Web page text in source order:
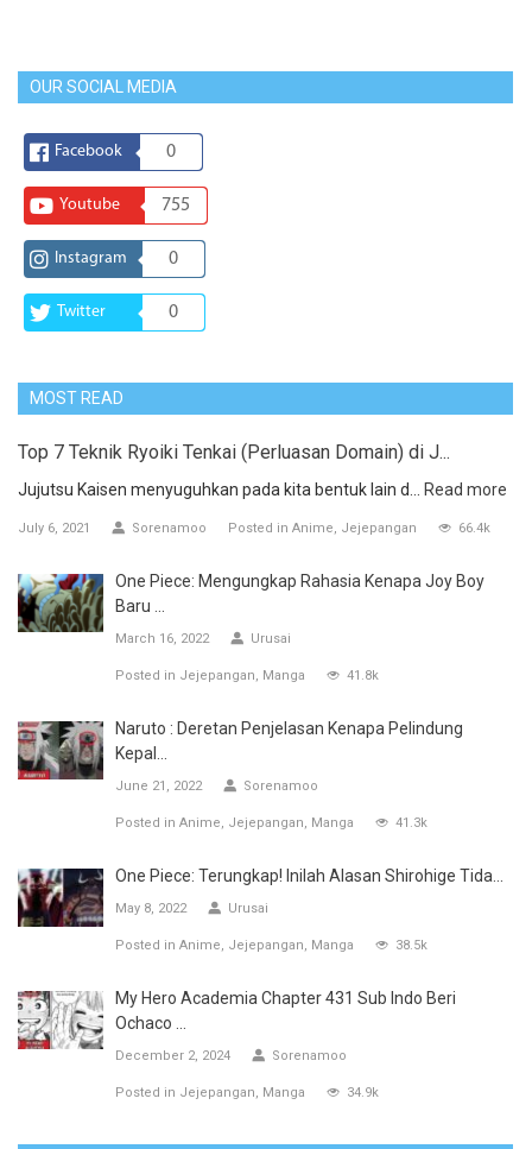
OUR SOCIAL MEDIA
Facebook 0
Youtube 755
Instagram 0
Twitter 0
MOST READ
Top 7 Teknik Ryoiki Tenkai (Perluasan Domain) di J...
Jujutsu Kaisen menyuguhkan pada kita bentuk lain d... Read more
July 6, 2021 Sorenamoo Posted in Anime Jejepangan 66.4k
One Piece: Mengungkap Rahasia Kenapa Joy Boy
Baru ...
March 16, 2022 Urusai
Posted in Jejepangan Manga 41.8k
Naruto : Deretan Penjelasan Kenapa Pelindung
Kepal...
June 21, 2022 Sorenamoo
Posted in Anime Jejepangan Manga 41.3k
One Piece: Terungkap! Inilah Alasan Shirohige Tida...
May 8, 2022 Urusai
Posted in Anime Jejepangan Manga 38.5k
My Hero Academia Chapter 431 Sub Indo Beri
Ochaco ...
December 2, 2024 Sorenamoo
Posted in Jejepangan Manga 34.9k